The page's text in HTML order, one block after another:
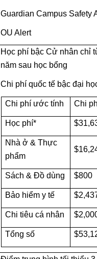
Guardian Campus Safety
OU Alert
Học phí bậc Cử nhân chỉ
năm sau học bổng
Chi phí quốc tế bậc đại
Chi phí ước tính Chi
Học phí*
Nhà ở & Thực
phẩm
Sách & Đồ dùng $800
Bảo hiểm y tế
Chi tiêu cá nhân
Tổng số